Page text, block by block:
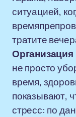
ситуацией,
тратите
Организация
не просто
время,
показывают,
стресс: по